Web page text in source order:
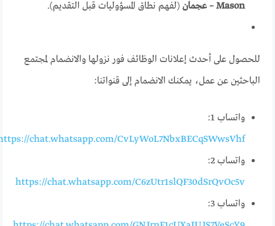
Mason – عجمان
(لفهم نطاق المسؤوليات قبل التقديم).
للحصول على أحدث إعلانات الوظائف فور نزولها والانضمام لمجتمع
الباحثين عن عمل، يمكنك الانضمام إلى قنواتنا:
واتساب 1:
chat.whatsapp.com/CvLyWoL7NbxBECqSWwsVhf
واتساب 2:
https://chat.whatsapp.com/C6zUtr1slQF30dSrQvOc5v
واتساب 3: